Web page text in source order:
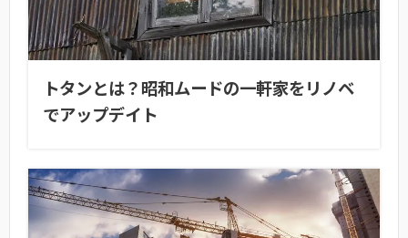
トタンとは？昭和ムードの一軒家をリノベ
でアップデイト